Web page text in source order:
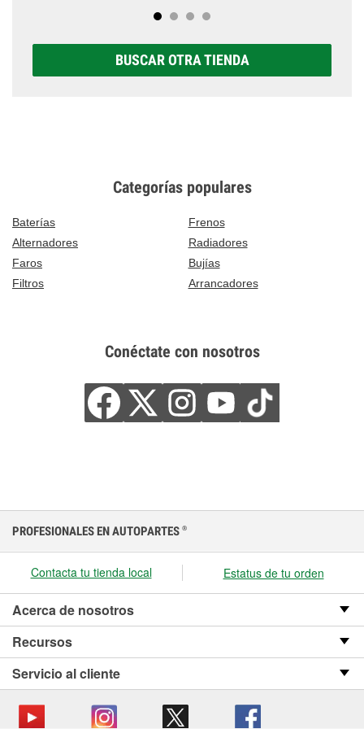
BUSCAR OTRA TIENDA
Categorías populares
Baterías
Frenos
Alternadores
Radiadores
Faros
Bujías
Filtros
Arrancadores
Conéctate con nosotros
PROFESIONALES EN AUTOPARTES ®
Contacta tu tienda local Estatus de tu orden
Acerca de nosotros
Recursos
Servicio al cliente